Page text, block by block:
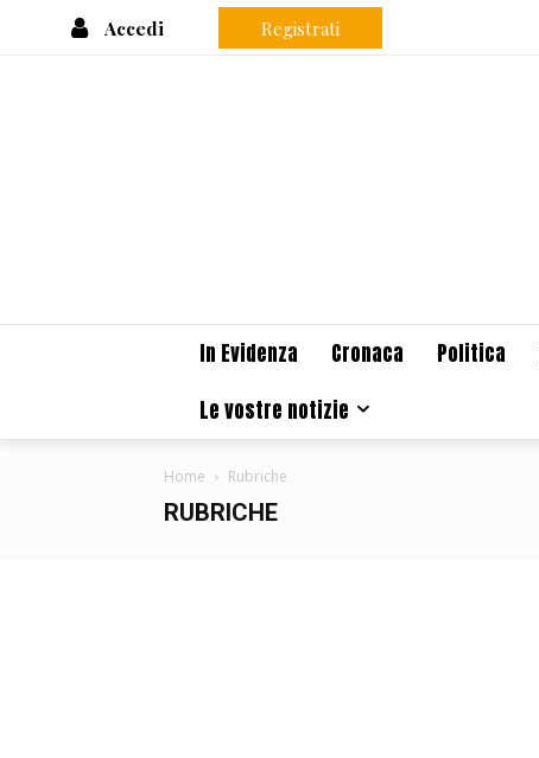
Accedi Registrati
In Evidenza Cronaca Politica
Le vostre notizie
Home Rubriche
RUBRICHE